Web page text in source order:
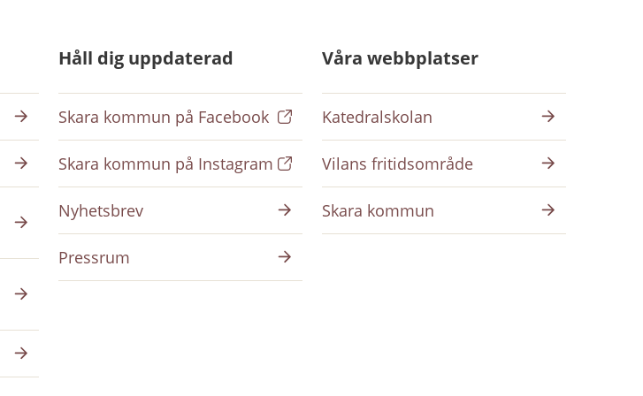
Håll dig uppdaterad
Skara kommun på Facebook
Skara kommun på Instagram
Nyhetsbrev
Pressrum
Våra webbplatser
Katedralskolan
Vilans fritidsområde
Skara kommun